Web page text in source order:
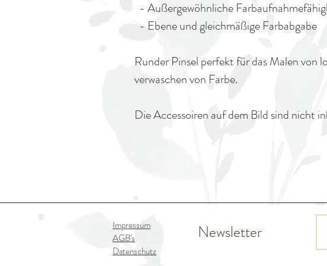
- Außergewöhnliche
- Ebene und gleichmäßige Farbabgabe
Runder Pinsel perfekt für das Malen von
verwaschen von Farbe.
Die Accessoiren auf dem Bild sind nicht
Impressum
AGB's
Datenschutz
Newsletter